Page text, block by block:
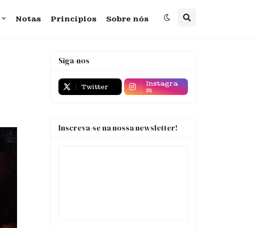
Notas Princípios Sobre nós
Siga-nos
Twitter Instagra
m
Inscreva-se na nossa newsletter!